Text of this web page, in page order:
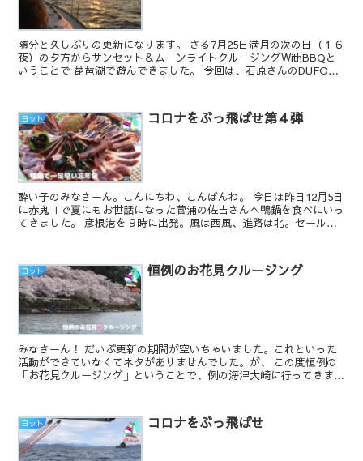
随分と久しぶりの更新になります。 さる7月25日満月の次の日（１６
夜）の夕方からサンセット＆ムーンライトクルージングWithBBQと
いうことで 琵琶湖で遊んできました。 今回は、石原さんのDUFOR
ヨット コロナをぶっ飛ばせ第４弾
酔い子のみなさーん。こんにちわ、こんばんわ。 今日は昨日12月5日
に赤鬼Ⅱで夏にもお世話になった菅浦の佐吉さんへ鴨鍋を食べにいっ
てきました。 彦根港を９時に出発。風は西風、進路は北。セールを
ヨット 恒例のお花見クルージング
みなさーん！ だいぶ更新の期間が空いちゃいました。これといった
活動ができていなくてネタがありませんでした。が、 この度恒例の
「お花見クルージング」ということで、例の海津大崎に行ってきまし
ヨット コロナをぶっ飛ばせ